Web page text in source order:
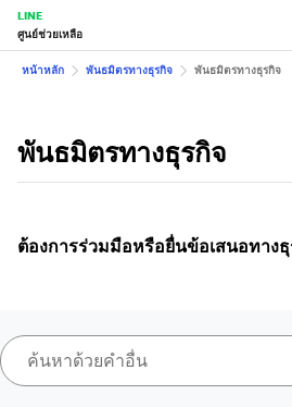
LINE
ศูนย์ช่วยเหลือ
หน้าหลัก พันธมิตรทางธุรกิจ พันธมิตรทางธุรกิจ
พันธมิตรทางธุรกิจ
ต้องการร่วมมือหรือยื่นข้อเสนอทาง